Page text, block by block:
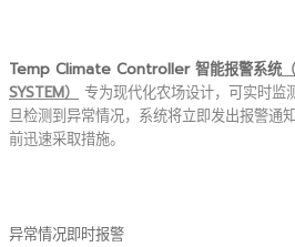
Temp Climate Controller 智能报警系统
SYSTEM）
专为现代化农场设计，可实时监
旦检测到异常情况，系统将立即发出报警通
前迅速采取措施。
异常情况即时报警